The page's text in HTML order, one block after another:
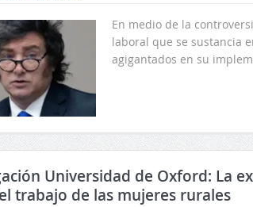
En medio de la
laboral que se sustancia
agigantados en su
Universidad de Oxford: La
trabajo de las mujeres rurales